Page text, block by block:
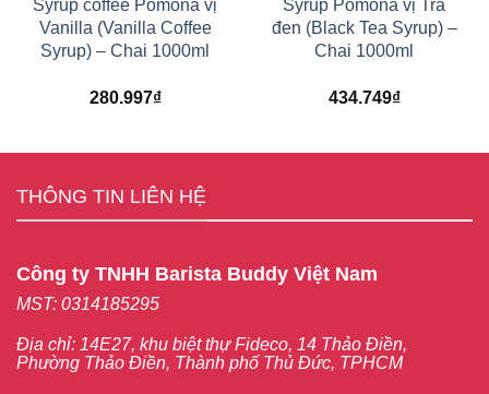
Syrup coffee Pomona vị
Vanilla (Vanilla Coffee
Syrup) – Chai 1000ml
280.997₫
Syrup Pomona vị Trà
đen (Black Tea Syrup) –
Chai 1000ml
434.749₫
THÔNG TIN LIÊN HỆ
Công ty TNHH Barista Buddy Việt Nam
MST: 0314185295
Địa chỉ: 14E27, khu biệt thự Fideco, 14 Thảo Điền,
Phường Thảo Điền, Thành phố Thủ Đức, TPHCM